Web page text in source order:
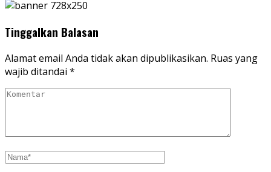
Tinggalkan Balasan
Alamat email Anda tidak akan dipublikasikan. Ruas yang
wajib ditandai *